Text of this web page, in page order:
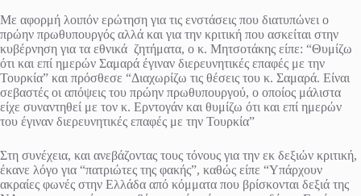
Με αφορμή λοιπόν ερώτηση για τις ενστάσεις που διατυπώνει ο
πρώην πρωθυπουργός αλλά και για την κριτική που ασκείται στην
κυβέρνηση για τα εθνικά ζητήματα, ο κ. Μητσοτάκης είπε: “Θυμίζω
ότι και επί ημερών Σαμαρά έγιναν διερευνητικές επαφές με την
Τουρκία” και πρόσθεσε “Διαχωρίζω τις θέσεις του κ. Σαμαρά. Είναι
σεβαστές οι απόψεις του πρώην πρωθυπουργού, ο οποίος μάλιστα
είχε συναντηθεί με τον κ. Ερντογάν και θυμίζω ότι και επί ημερών
του έγιναν διερευνητικές επαφές με την Τουρκία”
Στη συνέχεια, και ανεβάζοντας τους τόνους για την εκ δεξιών κριτική,
έκανε λόγο για “πατριώτες της φακής”, καθώς είπε “Υπάρχουν
ακραίες φωνές στην Ελλάδα από κόμματα που βρίσκονται δεξιά της